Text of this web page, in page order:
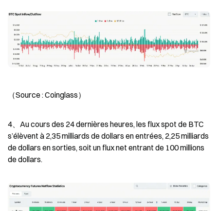
（Source : Coinglass）
4、Au cours des 24 dernières heures, les flux spot de BTC
s’élèvent à 2,35 milliards de dollars en entrées, 2,25 milliards
de dollars en sorties, soit un flux net entrant de 100 millions
de dollars.